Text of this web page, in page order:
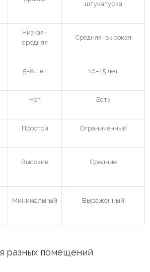
штукатурка
Низкая–
средняя
Средняя–высокая
5–8 лет 10–15 лет
Нет Есть
Простой Ограниченный
Высокие Средние
Минимальный Выраженный
разных помещений